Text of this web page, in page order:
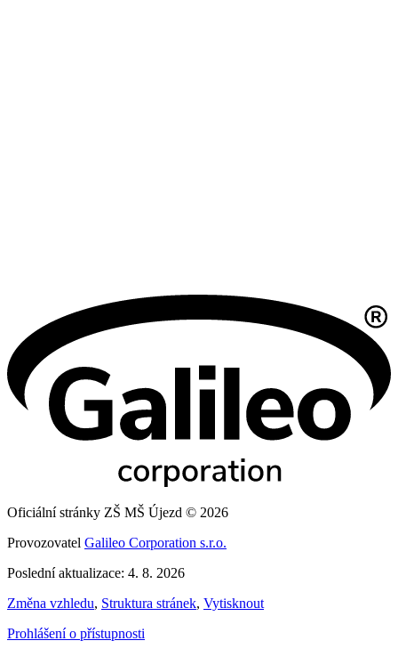
Oficiální stránky ZŠ MŠ Újezd © 2026
Provozovatel Galileo Corporation s.r.o.
Poslední aktualizace: 4. 8. 2026
Změna vzhledu, Struktura stránek, Vytisknout
Prohlášení o přístupnosti